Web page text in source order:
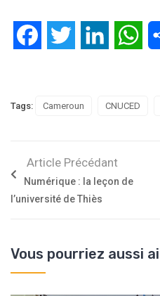
FacebookTwitter LinkedIn
Tags: Cameroun CNUCED
Article Précédant
Numérique : la leçon de
l’université de Thiès
Vous pourriez aussi